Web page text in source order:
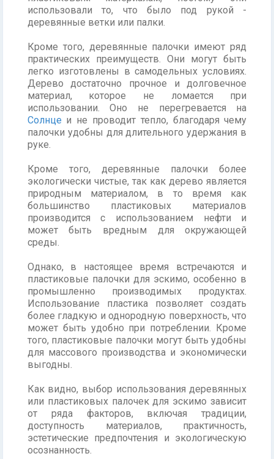
использовали то, что было под рукой -
деревянные ветки или палки.
Кроме того, деревянные палочки имеют ряд
практических преимуществ. Они могут быть
легко изготовлены в самодельных условиях.
Дерево достаточно прочное и долговечное
материал, которое не ломается при
использовании. Оно не перегревается на
Солнце и не проводит тепло, благодаря чему
палочки удобны для длительного удержания в
руке.
Кроме того, деревянные палочки более
экологически чистые, так как дерево является
природным материалом, в то время как
большинство пластиковых материалов
производится с использованием нефти и
может быть вредным для окружающей
среды.
Однако, в настоящее время встречаются и
пластиковые палочки для эскимо, особенно в
промышленно производимых продуктах.
Использование пластика позволяет создать
более гладкую и однородную поверхность, что
может быть удобно при потреблении. Кроме
того, пластиковые палочки могут быть удобны
для массового производства и экономически
выгодны.
Как видно, выбор использования деревянных
или пластиковых палочек для эскимо зависит
от ряда факторов, включая традиции,
доступность материалов, практичность,
эстетические предпочтения и экологическую
осознанность.